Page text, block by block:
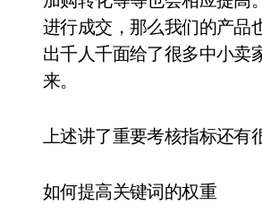
进行成交，那么我们的产品
出千人千面给了很多中小卖
来。
上述讲了重要考核指标还有
如何提高关键词的权重